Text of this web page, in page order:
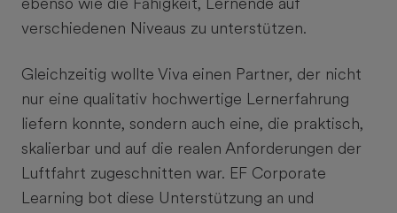
ebenso wie die Fähigkeit, Lernende auf
verschiedenen Niveaus zu unterstützen.
Gleichzeitig wollte Viva einen Partner, der nicht
nur eine qualitativ hochwertige Lernerfahrung
liefern konnte, sondern auch eine, die praktisch,
skalierbar und auf die realen Anforderungen der
Luftfahrt zugeschnitten war. EF Corporate
Learning bot diese Unterstützung an und